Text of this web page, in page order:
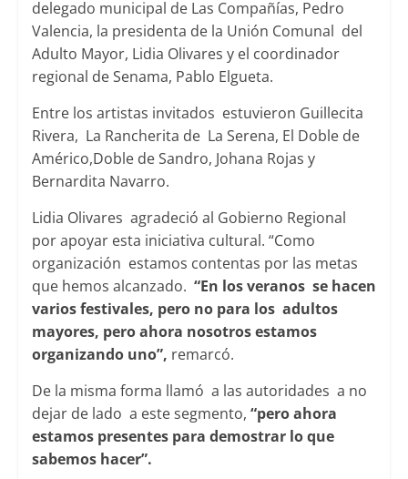
delegado municipal de Las Compañías, Pedro
Valencia, la presidenta de la Unión Comunal del
Adulto Mayor, Lidia Olivares y el coordinador
regional de Senama, Pablo Elgueta.
Entre los artistas invitados estuvieron Guillecita
Rivera, La Rancherita de La Serena, El Doble de
Américo,Doble de Sandro, Johana Rojas y
Bernardita Navarro.
Lidia Olivares agradeció al Gobierno Regional
por apoyar esta iniciativa cultural. “Como
organización estamos contentas por las metas
que hemos alcanzado. “En los veranos se hacen
varios festivales, pero no para los adultos
mayores, pero ahora nosotros estamos
organizando uno”, remarcó.
De la misma forma llamó a las autoridades a no
dejar de lado a este segmento, “pero ahora
estamos presentes para demostrar lo que
sabemos hacer”.